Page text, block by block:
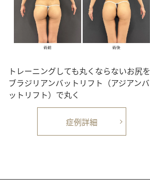
トレーニングしても丸くならないお尻を
ブラジリアンバットリフト（アジアンバ
ットリフト）で丸く
症例詳細